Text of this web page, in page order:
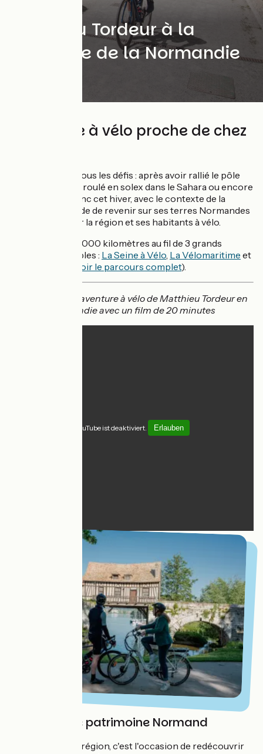
Matthieu Tordeur à la
conquête de la Normandie
L'aventure à vélo proche de chez
Matthieu est de tous les défis : après avoir rallié le pôle
Sud à ski en solo, roulé en solex dans le Sahara ou encore
gravi le Mont Blanc cet hiver, avec le contexte de la
pandémie, il décide de revenir sur ses terres Normandes
pour redécouvrir la région et ses habitants à vélo.
Un parcours de 1000 kilomètres au fil de 3 grands
itinéraires cyclables : La Seine à Vélo, La Vélomaritime et
voir le parcours complet).
Plongez dans l’aventure à vélo de Matthieu Tordeur en
Normandie avec un film de 20 minutes
YouTube ist deaktiviert. Erlauben
(Re)visiter le patrimoine Normand
Voyager dans sa région, c'est l'occasion de redécouvrir